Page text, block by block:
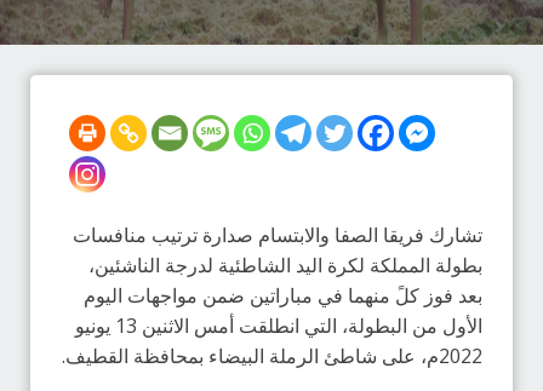
تشارك فريقا الصفا والابتسام صدارة ترتيب منافسات
بطولة المملكة لكرة اليد الشاطئية لدرجة الناشئين،
بعد فوز كلً منهما في مباراتين ضمن مواجهات اليوم
الأول من البطولة، التي انطلقت أمس الاثنين 13 يونيو
2022م، على شاطئ الرملة البيضاء بمحافظة القطيف.